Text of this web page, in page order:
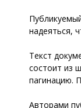
надеяться,
Текст
состоит из
пагинацию.
Авторами